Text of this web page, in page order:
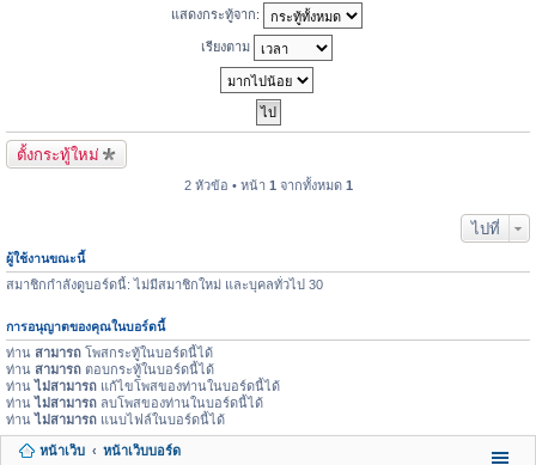
แสดงกระทู้จาก:
เรียงตาม
ตั้งกระทู้ใหม่
2 หัวข้อ • หน้า 1 จากทั้งหมด 1
ไปที่
ผู้ใช้งานขณะนี้
สมาชิกกำลังดูบอร์ดนี้: ไม่มีสมาชิกใหม่ และบุคลทั่วไป 30
การอนุญาตของคุณในบอร์ดนี้
ท่าน สามารถ โพสกระทู้ในบอร์ดนี้ได้
ท่าน สามารถ ตอบกระทู้ในบอร์ดนี้ได้
ท่านไม่สามารถ แก้ไขโพสของท่านในบอร์ดนี้ได้
ท่านไม่สามารถ ลบโพสของท่านในบอร์ดนี้ได้
ท่านไม่สามารถ แนบไฟล์ในบอร์ดนี้ได้
หน้าเว็บ หน้าเว็บบอร์ด